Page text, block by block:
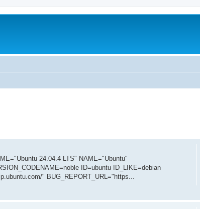
24.04.4 LTS" NAME="Ubuntu"
ID=ubuntu ID_LIKE=debian
" BUG_REPORT_URL="https...